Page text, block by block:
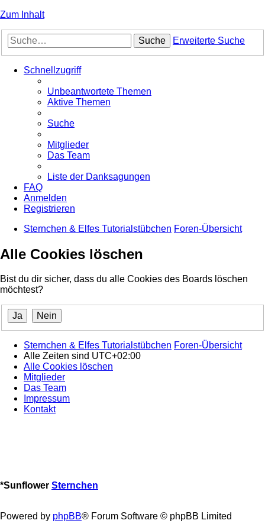
Zum Inhalt
Suche Erweiterte Suche
Schnellzugriff
Unbeantwortete Themen
Aktive Themen
Suche
Mitglieder
Das Team
Liste der Danksagungen
FAQ
Anmelden
Registrieren
Sternchen & Elfes Tutorialstübchen Foren-Übersicht
Alle Cookies löschen
Bist du dir sicher, dass du alle Cookies des Boards löschen
möchtest?
Sternchen & Elfes Tutorialstübchen Foren-Übersicht
Alle Zeiten sind UTC+02:00
Alle Cookies löschen
Mitglieder
Das Team
Impressum
Kontakt
*Sunflower Sternchen
Powered by phpBB® Forum Software © phpBB Limited